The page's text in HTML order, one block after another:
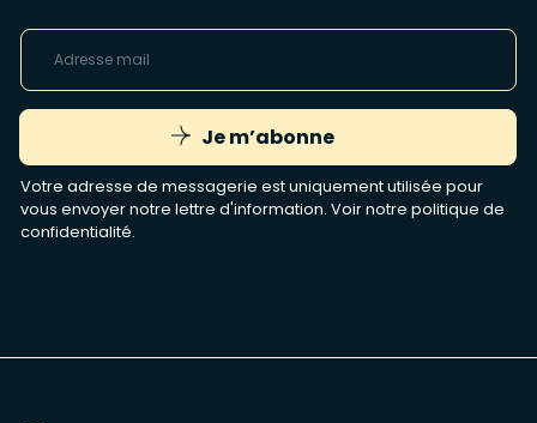
Je m’abonne
Votre adresse de messagerie est uniquement utilisée pour
vous envoyer notre lettre d'information. Voir notre politique de
confidentialité.